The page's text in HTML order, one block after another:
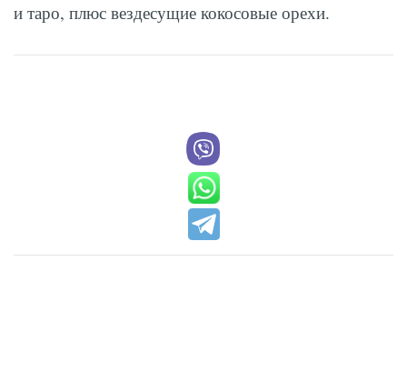
и таро, плюс вездесущие кокосовые орехи.